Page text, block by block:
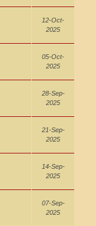
12-Oct-
2025
05-Oct-
2025
28-Sep-
2025
21-Sep-
2025
14-Sep-
2025
07-Sep-
2025